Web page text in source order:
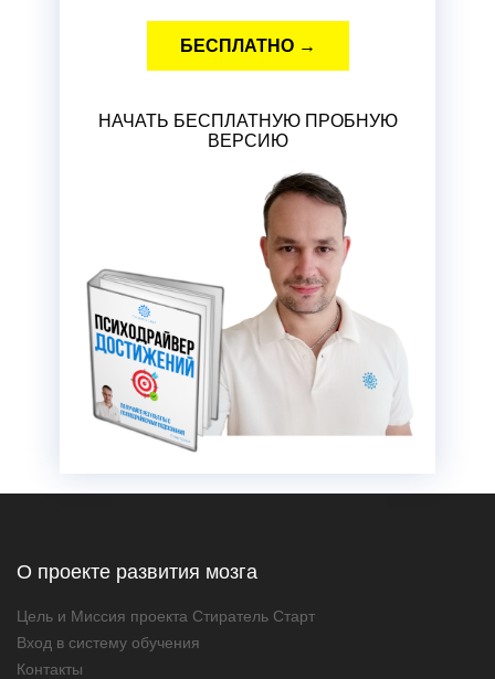
БЕСПЛАТНО →
НАЧАТЬ БЕСПЛАТНУЮ ПРОБНУЮ
ВЕРСИЮ
О проекте развития мозга
Цель и Миссия проекта Стиратель Старт
Вход в систему обучения
Контакты